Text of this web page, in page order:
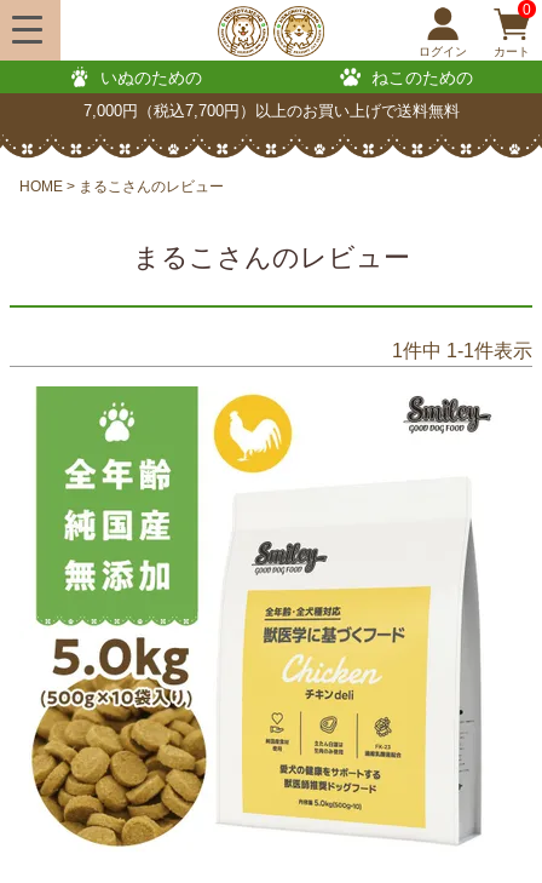
ログイン
0
カート
いぬのための ねこのための
7,000円（税込7,700円）以上のお買い上げで送料無料
HOME まるこさんのレビュー
まるこさんのレビュー
1件中 1-1件表示